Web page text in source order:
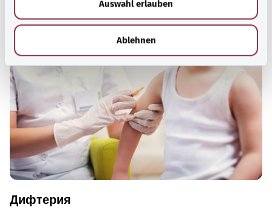
Auswahl erlauben
Ablehnen
Рекомендуемые статьи
Дифтерия